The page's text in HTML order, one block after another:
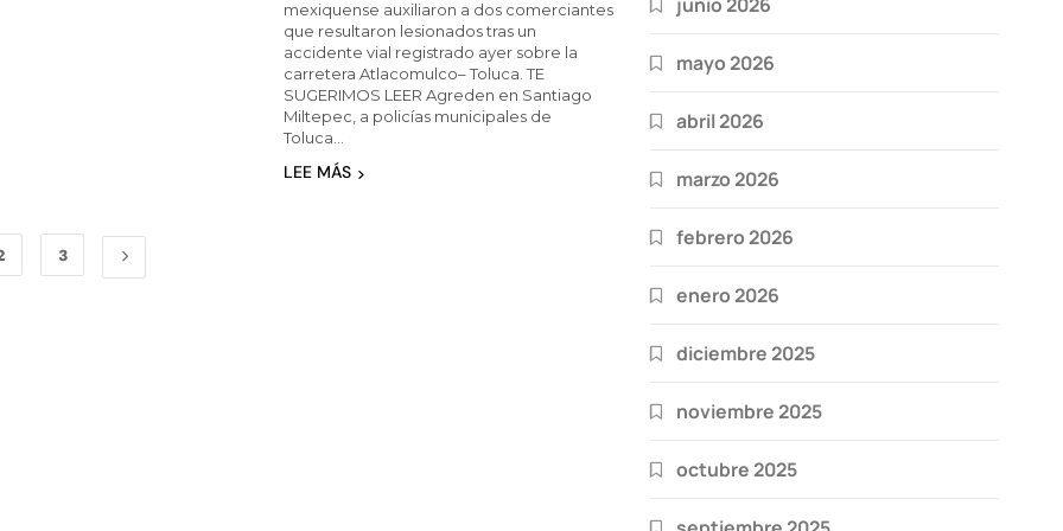
mexiquense auxiliaron a dos comerciantes
que resultaron lesionados tras un
accidente vial registrado ayer sobre la
carretera Atlacomulco– Toluca. TE
SUGERIMOS LEER Agreden en Santiago
Miltepec, a policías municipales de
Toluca…
LEE MÁS
3
mayo 2026
abril 2026
marzo 2026
febrero 2026
enero 2026
diciembre 2025
noviembre 2025
octubre 2025